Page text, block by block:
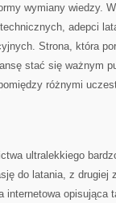
wymiany wiedzy.
adepci
Strona, która
stać się ważnym
różnymi
ultralekkiego
do latania, z drugiej
internetowa opisująca